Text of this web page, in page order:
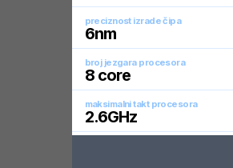
preciznost izrade čipa
6nm
broj jezgara procesora
8core
maksimalni takt procesora
2.6GHz